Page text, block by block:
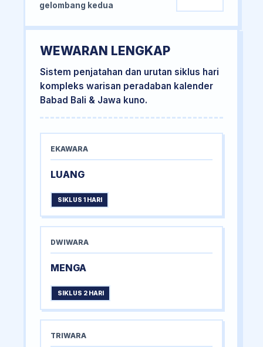
gelombang kedua
WEWARAN LENGKAP
Sistem penjatahan dan urutan siklus hari
kompleks warisan peradaban kalender
Babad Bali & Jawa kuno.
EKAWARA
LUANG
SIKLUS 1 HARI
DWIWARA
MENGA
SIKLUS 2 HARI
TRIWARA